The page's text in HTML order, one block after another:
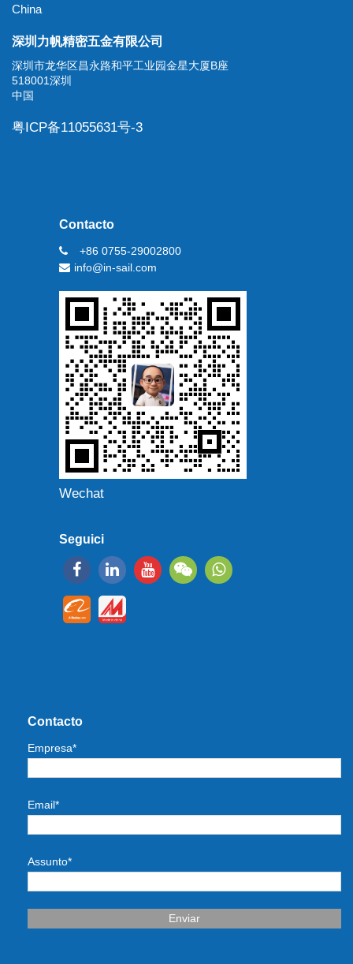
China
深圳力帆精密五金有限公司
深圳市龙华区昌永路和平工业园金星大厦B座
518001深圳
中国
粤ICP备11055631号-3
Contacto
+86 0755-29002800
info@in-sail.com
Wechat
Seguici
Contacto
Empresa*
Email*
Assunto*
Enviar